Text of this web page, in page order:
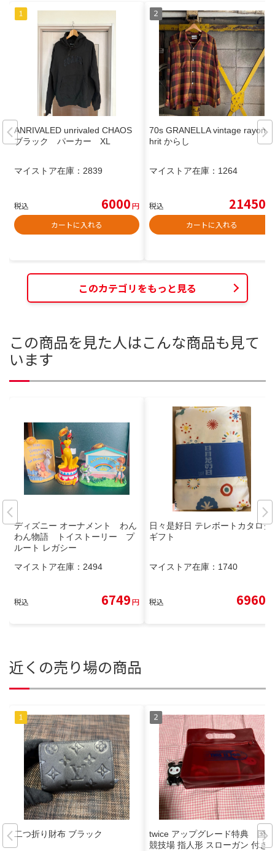
ANRIVALED unrivaled CHAOS
ブラック パーカー XL
マイストア在庫： 2839
税込 6000円
カートに入れる
70s GRANELLA vintage rayon s
hrit からし
マイストア在庫： 1264
税込 21450
カートに入れる
このカテゴリをもっと見る
この商品を見た人はこんな商品も見て
います
ディズニー オーナメント わん
わん物語 トイストーリー プ
ルート レガシー
マイストア在庫： 2494
税込 6749円
日々是好日 テレボートカタログ
ギフト
マイストア在庫： 1740
税込 6960
近くの売り場の商品
二つ折り財布 ブラック
twice アップグレード特典 国立
競技場 指人形 スローガン 付き